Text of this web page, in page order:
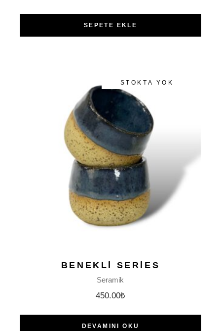
SEPETE EKLE
STOKTA YOK
BENEKLI SERIES
Seramik
450.00₺
DEVAMINI OKU